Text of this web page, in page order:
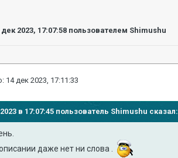
дек 2023, 17:07:58 пользователем Shimushu
14 дек 2023, 17:11:33
в 17:07:45 пользователь Shimushu сказал:
даже нет ни слова .